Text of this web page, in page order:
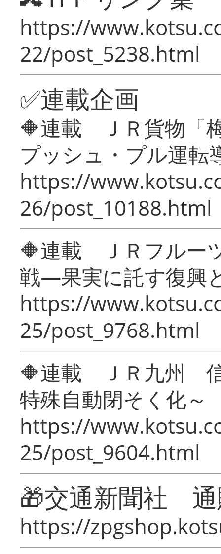
https://
22/post_5238.html
✅連載企画
🔶連載 ＪＲ貨物「
プッシュ・プル運転
https://
26/post_10188.html
🔶連載 ＪＲフルー
戦―果実に託す復興
https://
25/post_9768.html
🔶連載 ＪＲ九州 信
特殊自動閉そく化～
https://
25/post_9604.html
🎁交通新聞社
https://